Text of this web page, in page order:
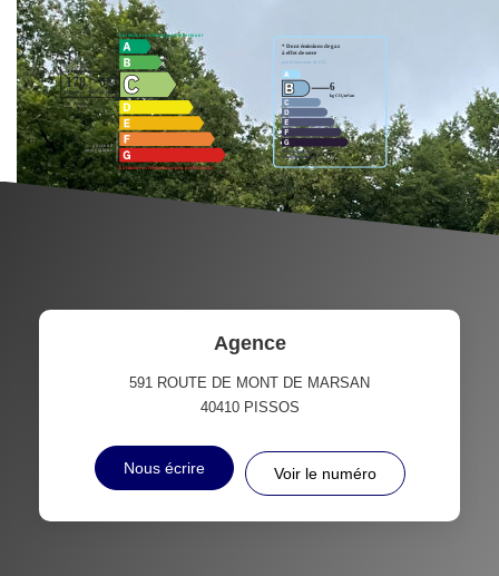
Agence
591 ROUTE DE MONT DE MARSAN
40410 PISSOS
Nous écrire Voir le numéro